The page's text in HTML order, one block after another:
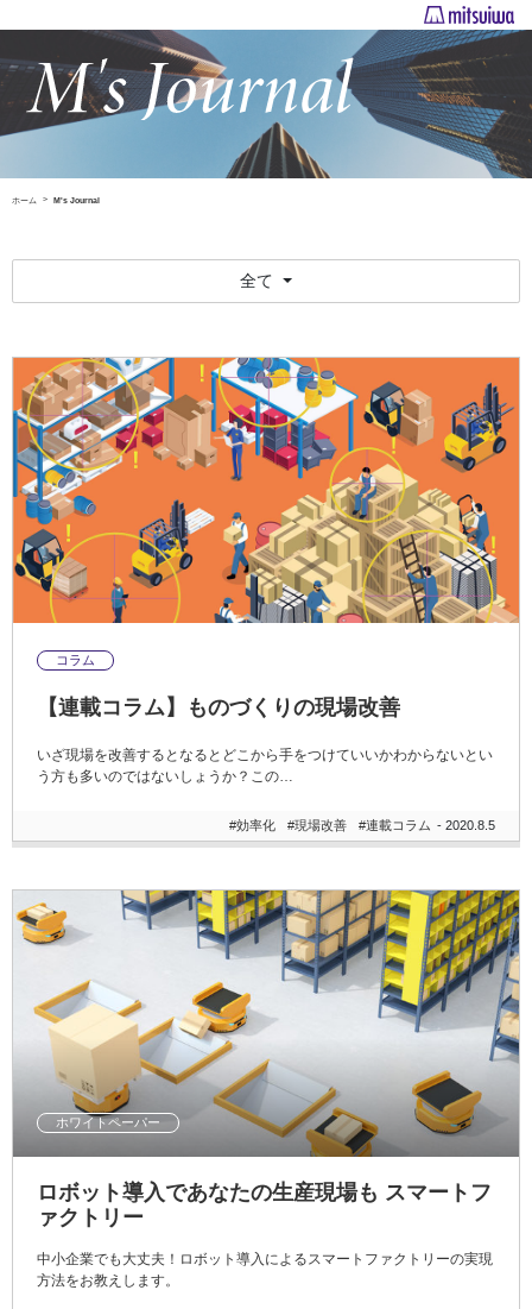
ホーム M's Journal
全て
コラム
【連載コラム】ものづくりの現場改善
いざ現場を改善するとなるとどこから手をつけていいかわからないとい
う方も多いのではないしょうか？この…
#効率化 #現場改善 #連載コラム - 2020.8.5
ホワイトペーパー
ロボット導入であなたの生産現場も スマートフ
ァクトリー
中小企業でも大丈夫！ロボット導入によるスマートファクトリーの実現
方法をお教えします。